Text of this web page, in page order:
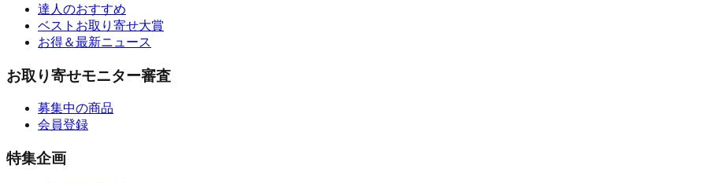
達人のおすすめ
ベストお取り寄せ大賞
お得＆最新ニュース
お取り寄せモニター審査
募集中の商品
会員登録
特集企画